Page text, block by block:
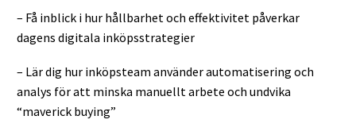
– Få inblick i hur hållbarhet och effektivitet påverkar
dagens digitala inköpsstrategier
– Lär dig hur inköpsteam använder automatisering och
analys för att minska manuellt arbete och undvika
“maverick buying”